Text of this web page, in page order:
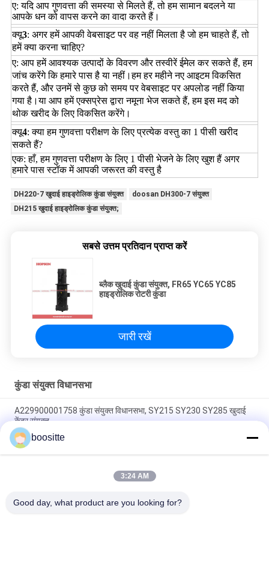
ए: यदि आप गुणवत्ता की समस्या से मिलते हैं, तो हम सामान बदलने या
आपके धन को वापस करने का वादा करते हैं।
क्यू3: अगर हमें आपकी वेबसाइट पर वह नहीं मिलता है जो हम चाहते हैं, तो
हमें क्या करना चाहिए?
ए: आप हमें आवश्यक उत्पादों के विवरण और तस्वीरें ईमेल कर सकते हैं, हम
जांच करेंगे कि हमारे पास है या नहीं।हम हर महीने नए आइटम विकसित
करते हैं, और उनमें से कुछ को समय पर वेबसाइट पर अपलोड नहीं किया
गया है।या आप हमें एक्सप्रेस द्वारा नमूना भेज सकते हैं, हम इस मद को
थोक खरीद के लिए विकसित करेंगे।
क्यू4: क्या हम गुणवत्ता परीक्षण के लिए प्रत्येक वस्तु का 1 पीसी खरीद
सकते हैं?
एक: हाँ, हम गुणवत्ता परीक्षण के लिए 1 पीसी भेजने के लिए खुश हैं अगर
हमारे पास स्टॉक में आपकी जरूरत की वस्तु है
DH220-7 खुदाई हाइड्रोलिक कुंडा संयुक्त
doosan DH300-7 संयुक्त
DH215 खुदाई हाइड्रोलिक कुंडा संयुक्त;
सबसे उत्तम प्रतिदान प्राप्त करें
ब्लैक खुदाई कुंडा संयुक्त, FR65 YC65 YC85
हाइड्रोलिक रोटरी कुंडा
जारी रखें
कुंडा संयुक्त विधानसभा
A229900001758 कुंडा संयुक्त विधानसभा, SY215 SY230 SY285 खुदाई
केंद्र संयुक्त
SY75 FR65 कुंडा संयुक्त विधानसभा काला उच्च दबाव फावड़ा के साथ
A229900004501
CLG922 CLG926 CLG915 CLG920 12C0242 के लिए हाइड्रोलिक कुंडा
boositte
3:24 AM
Good day, what product are you looking for?